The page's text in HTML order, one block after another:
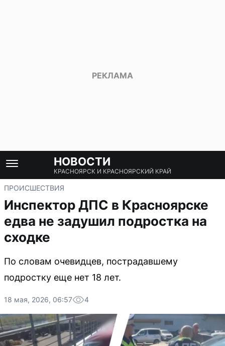
НОВОСТИ
КРАСНОЯРСК И КРАСНОЯРСКИЙ КРАЙ
ПРОИСШЕСТВИЯ
Инспектор ДПС в Красноярске
едва не задушил подростка на
сходке
По словам очевидцев, пострадавшему
подростку еще нет 18 лет.
18 мая, 2026, 06:57 4